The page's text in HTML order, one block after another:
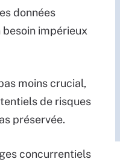
données
besoin impérieux
moins crucial,
de risques
préservée.
concurrentiels